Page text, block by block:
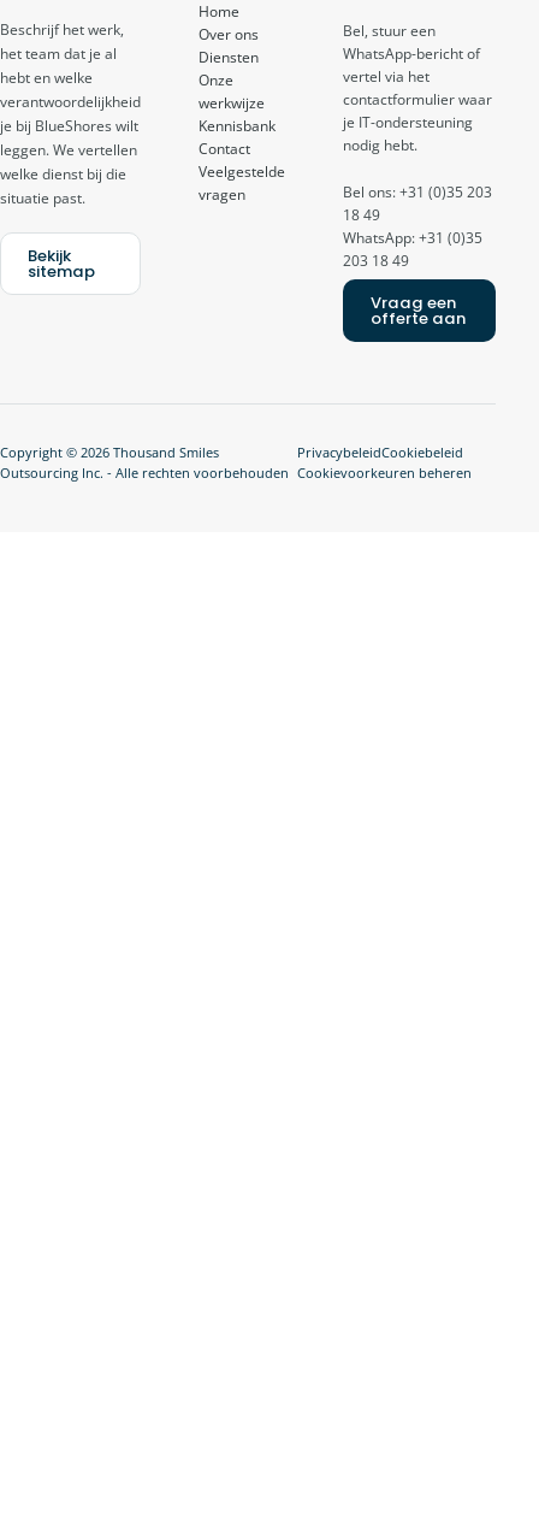
Beschrijf het werk,
het team dat je al
hebt en welke
verantwoordelijkheid
je bij BlueShores wilt
leggen. We vertellen
welke dienst bij die
situatie past.
Bekijk
sitemap
Home
Over ons
Diensten
Onze
werkwijze
Kennisbank
Contact
Veelgestelde
vragen
Bel, stuur een
WhatsApp-bericht of
vertel via het
contactformulier waar
je IT-ondersteuning
nodig hebt.
Bel ons: +31 (0)35 203
18 49
WhatsApp: +31 (0)35
203 18 49
Vraag een
offerte aan
Copyright © 2026 Thousand Smiles
Outsourcing Inc. - Alle rechten voorbehouden
PrivacybeleidCookiebeleid
Cookievoorkeuren beheren